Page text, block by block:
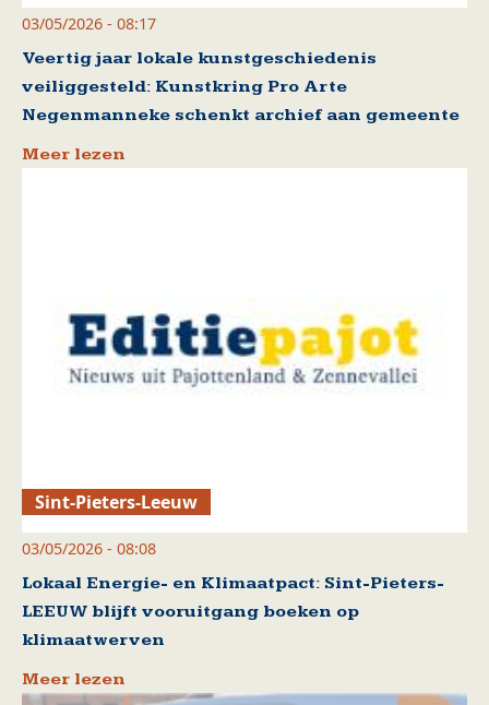
03/05/2026 - 08:17
Veertig jaar lokale kunstgeschiedenis
veiliggesteld: Kunstkring Pro Arte
Negenmanneke schenkt archief aan gemeente
Meer lezen
Sint-Pieters-Leeuw
03/05/2026 - 08:08
Lokaal Energie- en Klimaatpact: Sint-Pieters-
LEEUW blijft vooruitgang boeken op
klimaatwerven
Meer lezen